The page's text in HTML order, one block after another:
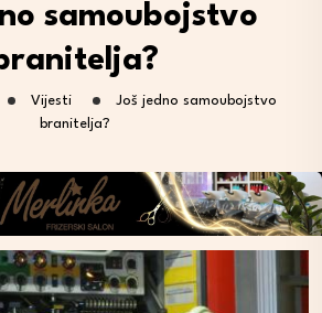
samoubojstvo
Vijesti
Još jedno samoubojstvo
branitelja?